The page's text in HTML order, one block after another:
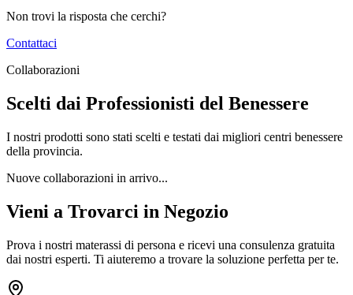
Non trovi la risposta che cerchi?
Contattaci
Collaborazioni
Scelti dai Professionisti del Benessere
I nostri prodotti sono stati scelti e testati dai migliori centri benessere
della provincia.
Nuove collaborazioni in arrivo...
Vieni a Trovarci in Negozio
Prova i nostri materassi di persona e ricevi una consulenza gratuita
dai nostri esperti. Ti aiuteremo a trovare la soluzione perfetta per te.